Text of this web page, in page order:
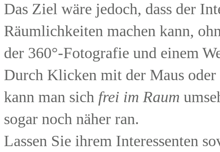
Das Ziel wäre jedoch, dass der
Räumlichkeiten machen kann,
der 360°-Fotografie und einem
Durch Klicken mit der Maus oder
kann man sich frei im Raum
sogar noch näher ran.
Lassen Sie ihrem Interessenten